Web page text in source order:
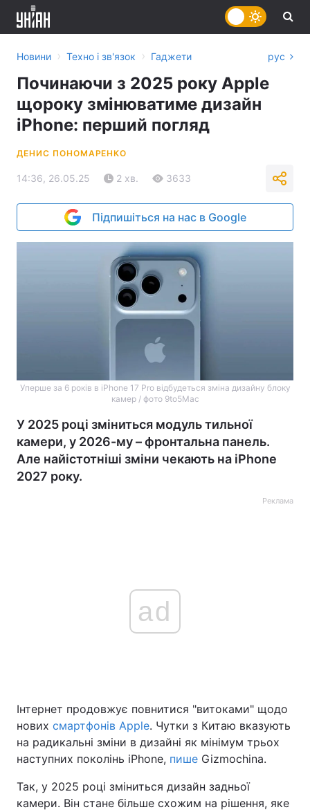
Україна Політика
Економіка Світ
Техно і зв'язок Лайт
Новини › Техно і зв'язок › Гаджети рус
Починаючи з 2025 року Apple
щороку змінюватиме дизайн
iPhone: перший погляд
ДЕНИС ПОНОМАРЕНКО
14:36, 26.05.25 2 хв. 3633
Підпишіться на нас в Google
Уперше за 6 років в iPhone 17 Pro відбудеться зміна дизайну блоку
камер / фото 9to5Mac
У 2025 році зміниться модуль тильної
камери, у 2026-му – фронтальна панель.
Але найістотніші зміни чекають на iPhone
2027 року.
Реклама
ad
Інтернет продовжує повнитися "витоками" щодо
нових смартфонів Apple. Чутки з Китаю вказують
на радикальні зміни в дизайні як мінімум трьох
наступних поколінь iPhone, пише Gizmochina.
Так, у 2025 році зміниться дизайн задньої
камери. Він стане більше схожим на рішення, яке